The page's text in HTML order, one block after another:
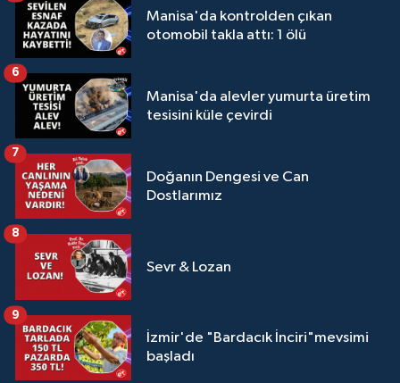
Manisa'da kontrolden çıkan
otomobil takla attı: 1 ölü
Manisa'da alevler yumurta üretim
tesisini küle çevirdi
6
Doğanın Dengesi ve Can
Dostlarımız
7
Sevr & Lozan
8
İzmir'de "Bardacık İnciri"mevsimi
başladı
9